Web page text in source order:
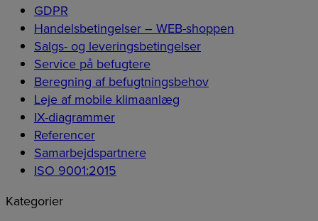
GDPR
Handelsbetingelser – WEB-shoppen
Salgs- og leveringsbetingelser
Service på befugtere
Beregning af befugtningsbehov
Leje af mobile klimaanlæg
IX-diagrammer
Referencer
Samarbejdspartnere
ISO 9001:2015
Kategorier